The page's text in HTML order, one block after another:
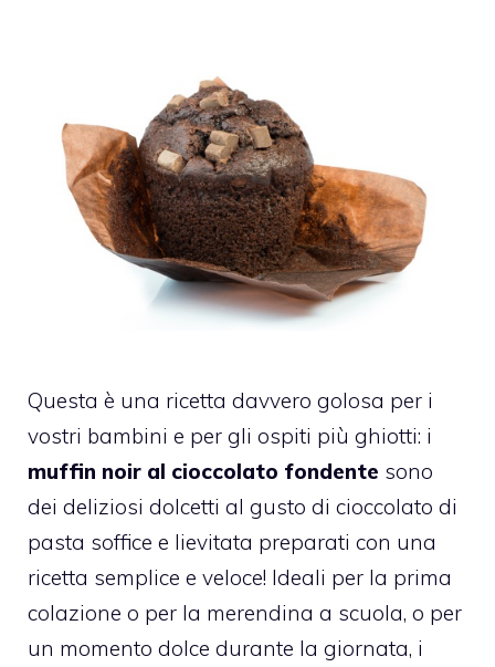
Questa è una ricetta davvero golosa per i
vostri bambini e per gli ospiti più ghiotti: i
muffin noir al cioccolato fondente sono
dei deliziosi dolcetti al gusto di cioccolato di
pasta soffice e lievitata preparati con una
ricetta semplice e veloce! Ideali per la prima
colazione o per la merendina a scuola, o per
un momento dolce durante la giornata, i